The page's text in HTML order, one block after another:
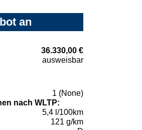
an
36.330,00 €
ausweisbar
1 (None)
nach WLTP:
5,4 l/100km
121 g/km